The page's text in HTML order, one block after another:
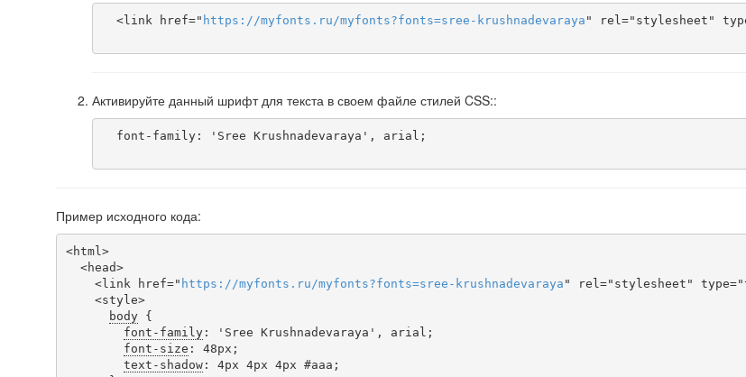
  <link href="
https ://myfonts . ru /myfonts?fonts=sree-krushnadevaraya " rel="stylesheet"
Активируйте данный шрифт для текста в своем файле стилей CSS::
Пример исходного кода:
<html>
    <link href="
https ://myfonts . ru /myfonts?fonts=sree-krushnadevaraya " rel="stylesheet"
body {
font-family: 'Sree Krushnadevaraya', arial;
font-size : 48px;
text-shadow: 4px 4px 4px #aaa;